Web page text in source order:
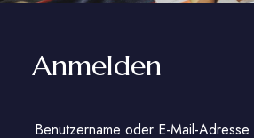
Anmelden
Benutzername oder E-Mail-Adresse